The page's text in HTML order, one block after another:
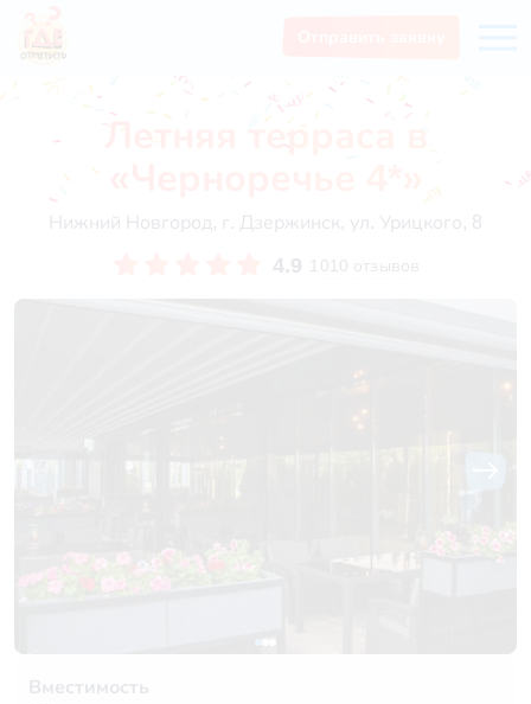
Летняя терраса в
Нижний Новгород, г. Дзержинск, ул. Урицкого, 8
4.9 1010 отзывов
Вместимость